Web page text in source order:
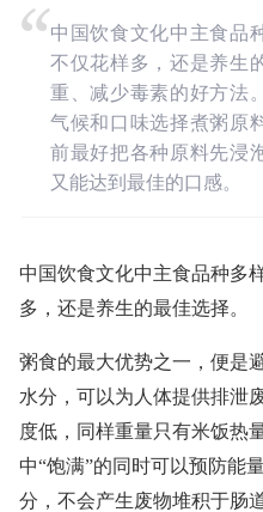
中国饮食文化中主食品
不仅花样多，还是养生
重、减少毒素的好方法
气候和口味选择煮粥原
前最好把各种原料先浸
又能达到最佳的口感。
中国饮食文化中主食品种多
多，还是养生的最佳选择。
粥食的最大优势之一，便是
水分，可以为人体提供排泄
度低，同样重量只有米饭热
中“饱满”的同时可以预防能
分，不会产生废物堆积于肠